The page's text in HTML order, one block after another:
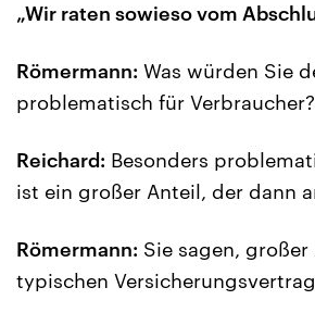
„Wir raten sowieso vom
Römermann: Was würden Sie
problematisch für Verbraucher?
Reichard: Besonders
ist ein großer Anteil, der dann
Römermann: Sie sagen,
typischen